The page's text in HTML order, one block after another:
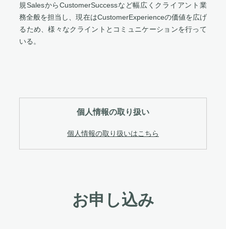
規SalesからCustomerSuccessなど幅広くクライアント業
務全般を担当し、現在はCustomerExperienceの価値を広げ
るため、様々なクライントとコミュニケーションを行って
いる。
個人情報の取り扱い
個人情報の取り扱いはこちら
お申し込み